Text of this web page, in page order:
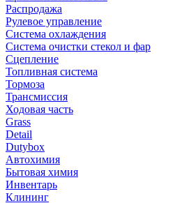
Распродажа
Рулевое управление
Система охлаждения
Система очистки стекол и фар
Сцепление
Топливная система
Тормоза
Трансмиссия
Ходовая часть
Grass
Detail
Dutybox
Автохимия
Бытовая химия
Инвентарь
Клининг